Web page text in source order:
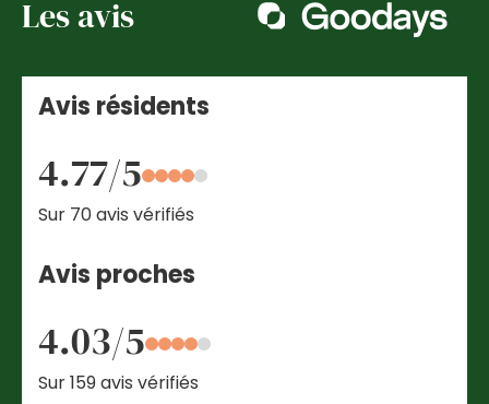
Les avis
Avis résidents
4.77/5
Sur 70 avis vérifiés
Avis proches
4.03/5
Sur 159 avis vérifiés